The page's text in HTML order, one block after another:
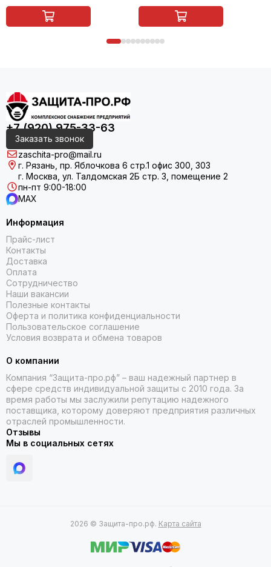
+7 (920) 975-33-63
Заказать звонок
zaschita-pro@mail.ru
г. Рязань, пр. Яблочкова 6 стр.1 офис 300, 303
г. Москва, ул. Талдомская 2Б стр. 3, помещение 2
пн-пт 9:00-18:00
MAX
Информация
Прайс-лист
Контакты
Доставка
Оплата
Сотрудничество
Наши вакансии
Полезные контакты
Оферта и политика конфиденциальности
Пользовательское соглашение
Условия возврата и обмена товаров
О компании
Компания “Защита-про.рф” – ваш надежный партнер в
сфере средств индивидуальной защиты с 2010 года. За
время работы мы заслужили репутацию надежного
поставщика, которому доверяют предприятия различных
отраслей промышленности.
Отзывы
Мы в социальных сетях
2026 © Защита-про.рф. Карта сайта